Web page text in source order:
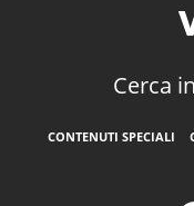
Cerca
CONTENUTI SPECIALI